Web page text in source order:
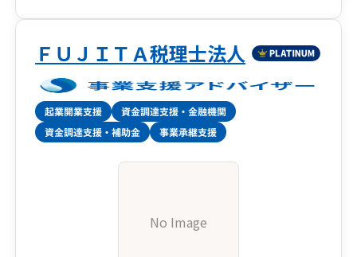
ＦＵＪＩＴＡ税理士法人
No Image